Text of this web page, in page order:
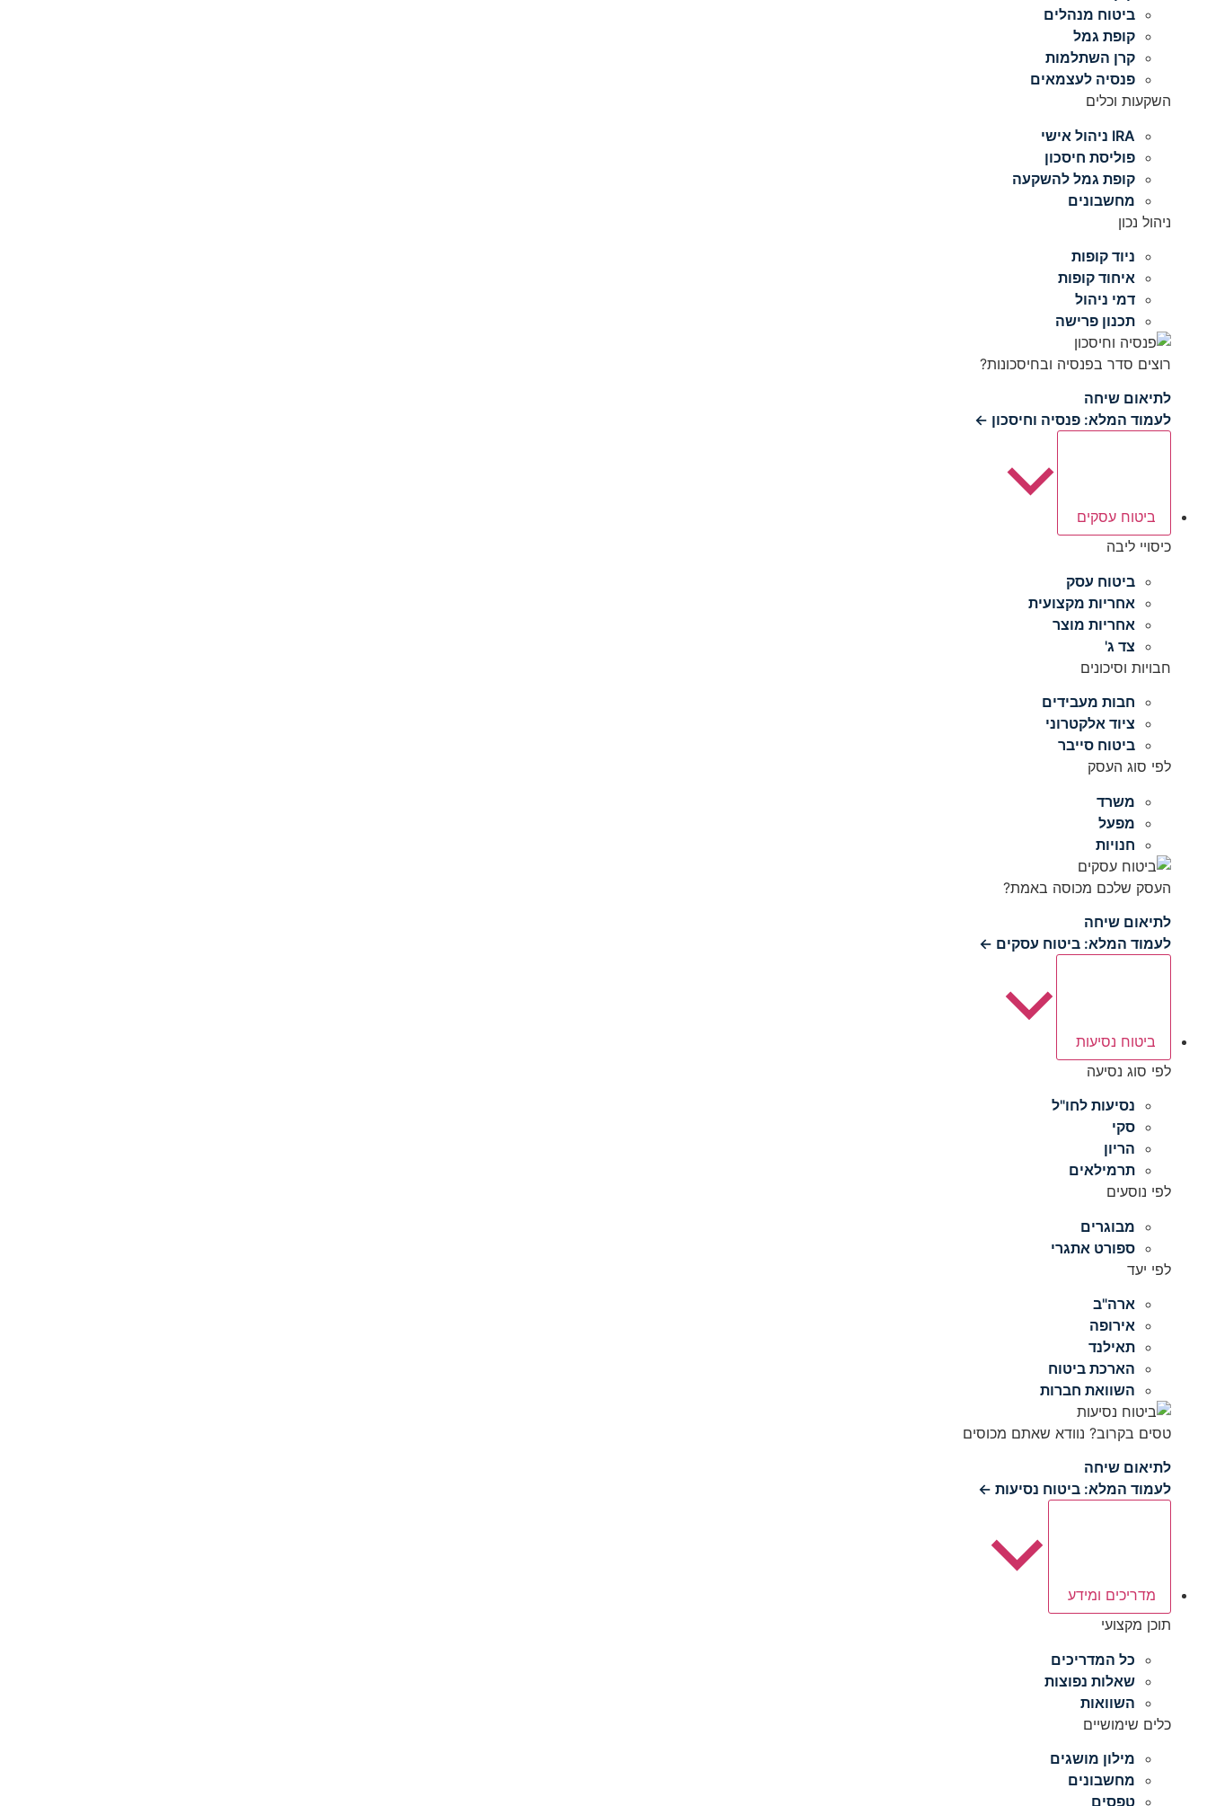
ביטוח מנהלים
קופת גמל
קרן השתלמות
פנסיה לעצמאים
השקעות וכלים
IRA ניהול אישי
פוליסת חיסכון
קופת גמל להשקעה
מחשבונים
ניהול נכון
ניוד קופות
איחוד קופות
דמי ניהול
תכנון פרישה
רוצים סדר בפנסיה ובחיסכונות?
לתיאום שיחה
לעמוד המלא: פנסיה וחיסכון ←
ביטוח עסקים
כיסויי ליבה
ביטוח עסק
אחריות מקצועית
אחריות מוצר
צד ג'
חבויות וסיכונים
חבות מעבידים
ציוד אלקטרוני
ביטוח סייבר
לפי סוג העסק
משרד
מפעל
חנויות
העסק שלכם מכוסה באמת?
לתיאום שיחה
לעמוד המלא: ביטוח עסקים ←
ביטוח נסיעות
לפי סוג נסיעה
נסיעות לחו"ל
סקי
הריון
תרמילאים
לפי נוסעים
מבוגרים
ספורט אתגרי
לפי יעד
ארה"ב
אירופה
תאילנד
הארכת ביטוח
השוואת חברות
טסים בקרוב? נוודא שאתם מכוסים
לתיאום שיחה
לעמוד המלא: ביטוח נסיעות ←
מדריכים ומידע
תוכן מקצועי
כל המדריכים
שאלות נפוצות
השוואות
כלים שימושיים
מילון מושגים
מחשבונים
טפסים